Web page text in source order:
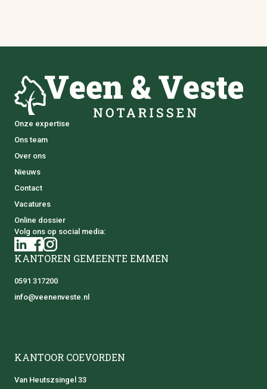
KANTOREN GEMEENTE EMMEN
0591 317200
info@veenenveste.nl
KANTOOR COEVORDEN
Van Heutszsingel 33
Onze expertise
Ons team
Over ons
Nieuws
Contact
Vacatures
Online dossier
Volg ons op social media: